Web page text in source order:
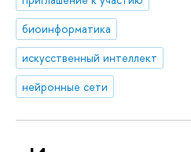
биоинформатика
искусственный интеллект
нейронные сети